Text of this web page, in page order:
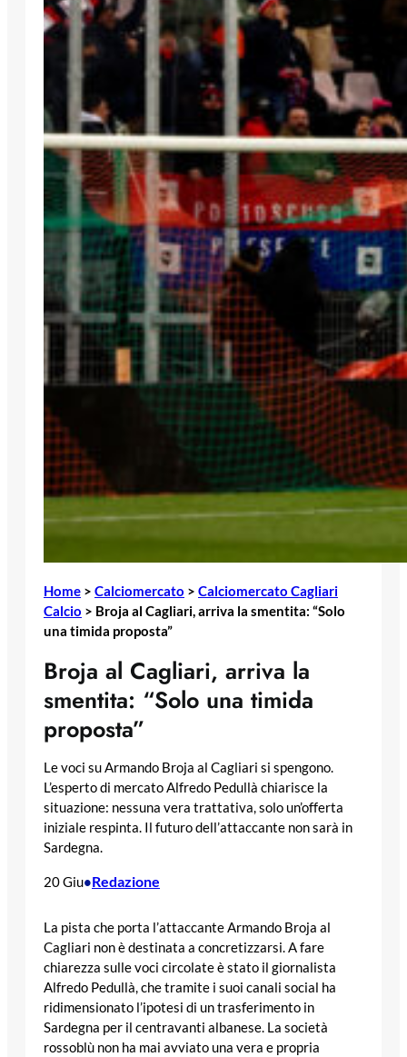
Home > Calciomercato > Calciomercato Cagliari
Calcio > Broja al Cagliari, arriva la smentita: “Solo
una timida proposta”
Broja al Cagliari, arriva la
smentita: “Solo una timida
proposta”
Le voci su Armando Broja al Cagliari si spengono.
L’esperto di mercato Alfredo Pedullà chiarisce la
situazione: nessuna vera trattativa, solo un’offerta
iniziale respinta. Il futuro dell’attaccante non sarà in
Sardegna.
20 Giu•Redazione
La pista che porta l’attaccante Armando Broja al
Cagliari non è destinata a concretizzarsi. A fare
chiarezza sulle voci circolate è stato il giornalista
Alfredo Pedullà, che tramite i suoi canali social ha
ridimensionato l’ipotesi di un trasferimento in
Sardegna per il centravanti albanese. La società
rossoblù non ha mai avviato una vera e propria